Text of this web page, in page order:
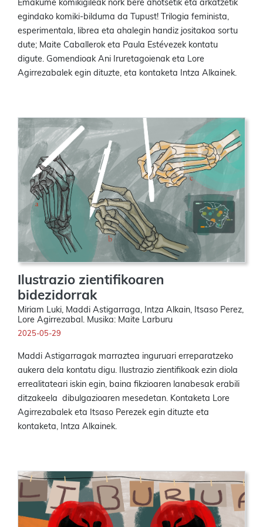
Emakume komikigileak nork bere ahotsetik eta arkatzetik
egindako komiki-bilduma da Tupust! Trilogia feminista,
esperimentala, librea eta ahalegin handiz jositakoa sortu
dute; Maite Caballerok eta Paula Estévezek kontatu
digute. Gomendioak Ani Iruretagoienak eta Lore
Agirrezabalek egin dituzte, eta kontaketa Intza Alkainek.
Ilustrazio zientifikoaren
bidezidorrak
Miriam Luki, Maddi Astigarraga, Intza Alkain, Itsaso Perez,
Lore Agirrezabal. Musika: Maite Larburu
2025-05-29
Maddi Astigarragak marraztea inguruari erreparatzeko
aukera dela kontatu digu. Ilustrazio zientifikoak ezin diola
errealitateari iskin egin, baina fikzioaren lanabesak erabili
ditzakeela dibulgazioaren mesedetan. Kontaketa Lore
Agirrezabalek eta Itsaso Perezek egin dituzte eta
kontaketa, Intza Alkainek.